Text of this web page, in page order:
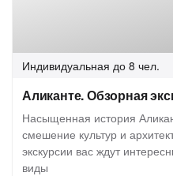
Индивидуальная до 8 чел.
Аликанте. Обзорная
Насыщенная история
смешение культур и
экскурсии вас ждут
виды